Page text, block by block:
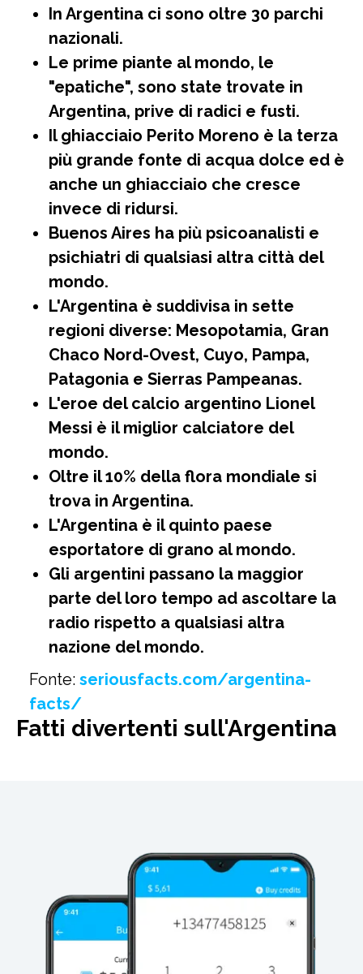
In Argentina ci sono oltre 30 parchi
nazionali.
Le prime piante al mondo, le
"epatiche", sono state trovate in
Argentina, prive di radici e fusti.
Il ghiacciaio Perito Moreno è la terza
più grande fonte di acqua dolce ed è
anche un ghiacciaio che cresce
invece di ridursi.
Buenos Aires ha più psicoanalisti e
psichiatri di qualsiasi altra città del
mondo.
L'Argentina è suddivisa in sette
regioni diverse: Mesopotamia, Gran
Chaco Nord-Ovest, Cuyo, Pampa,
Patagonia e Sierras Pampeanas.
L'eroe del calcio argentino Lionel
Messi è il miglior calciatore del
mondo.
Oltre il 10% della flora mondiale si
trova in Argentina.
L'Argentina è il quinto paese
esportatore di grano al mondo.
Gli argentini passano la maggior
parte del loro tempo ad ascoltare la
radio rispetto a qualsiasi altra
nazione del mondo.
Fonte: seriousfacts.com/argentina-
facts/
Fatti divertenti sull'Argentina